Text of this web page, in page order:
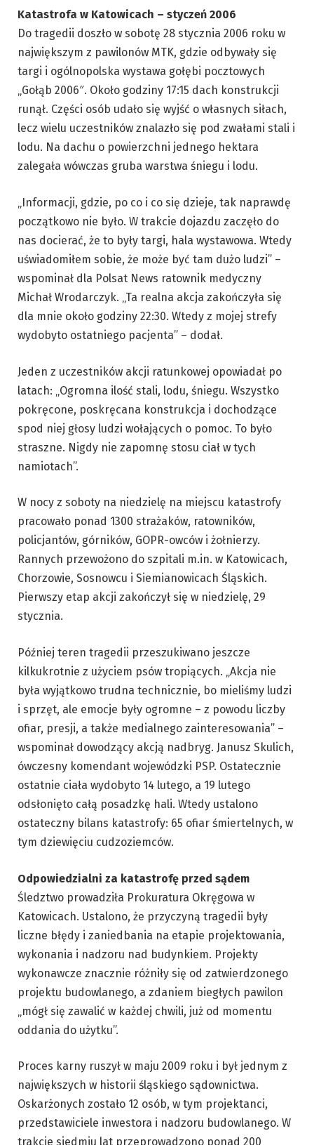
Katastrofa w Katowicach – styczeń 2006
Do tragedii doszło w sobotę 28 stycznia 2006 roku w
największym z pawilonów MTK, gdzie odbywały się
targi i ogólnopolska wystawa gołębi pocztowych
„Gołąb 2006″. Około godziny 17:15 dach konstrukcji
runął. Części osób udało się wyjść o własnych siłach,
lecz wielu uczestników znalazło się pod zwałami stali i
lodu. Na dachu o powierzchni jednego hektara
zalegała wówczas gruba warstwa śniegu i lodu.
„Informacji, gdzie, po co i co się dzieje, tak naprawdę
początkowo nie było. W trakcie dojazdu zaczęło do
nas docierać, że to były targi, hala wystawowa. Wtedy
uświadomiłem sobie, że może być tam dużo ludzi” –
wspominał dla Polsat News ratownik medyczny
Michał Wrodarczyk. „Ta realna akcja zakończyła się
dla mnie około godziny 22:30. Wtedy z mojej strefy
wydobyto ostatniego pacjenta” – dodał.
Jeden z uczestników akcji ratunkowej opowiadał po
latach: „Ogromna ilość stali, lodu, śniegu. Wszystko
pokręcone, poskręcana konstrukcja i dochodzące
spod niej głosy ludzi wołających o pomoc. To było
straszne. Nigdy nie zapomnę stosu ciał w tych
namiotach”.
W nocy z soboty na niedzielę na miejscu katastrofy
pracowało ponad 1300 strażaków, ratowników,
policjantów, górników, GOPR-owców i żołnierzy.
Rannych przewożono do szpitali m.in. w Katowicach,
Chorzowie, Sosnowcu i Siemianowicach Śląskich.
Pierwszy etap akcji zakończył się w niedzielę, 29
stycznia.
Później teren tragedii przeszukiwano jeszcze
kilkukrotnie z użyciem psów tropiących. „Akcja nie
była wyjątkowo trudna technicznie, bo mieliśmy ludzi
i sprzęt, ale emocje były ogromne – z powodu liczby
ofiar, presji, a także medialnego zainteresowania” –
wspominał dowodzący akcją nadbryg. Janusz Skulich,
ówczesny komendant wojewódzki PSP. Ostatecznie
ostatnie ciała wydobyto 14 lutego, a 19 lutego
odsłonięto całą posadzkę hali. Wtedy ustalono
ostateczny bilans katastrofy: 65 ofiar śmiertelnych, w
tym dziewięciu cudzoziemców.
Odpowiedzialni za katastrofę przed sądem
Śledztwo prowadziła Prokuratura Okręgowa w
Katowicach. Ustalono, że przyczyną tragedii były
liczne błędy i zaniedbania na etapie projektowania,
wykonania i nadzoru nad budynkiem. Projekty
wykonawcze znacznie różniły się od zatwierdzonego
projektu budowlanego, a zdaniem biegłych pawilon
„mógł się zawalić w każdej chwili, już od momentu
oddania do użytku”.
Proces karny ruszył w maju 2009 roku i był jednym z
największych w historii śląskiego sądownictwa.
Oskarżonych zostało 12 osób, w tym projektanci,
przedstawiciele inwestora i nadzoru budowlanego. W
trakcie siedmiu lat przeprowadzono ponad 200